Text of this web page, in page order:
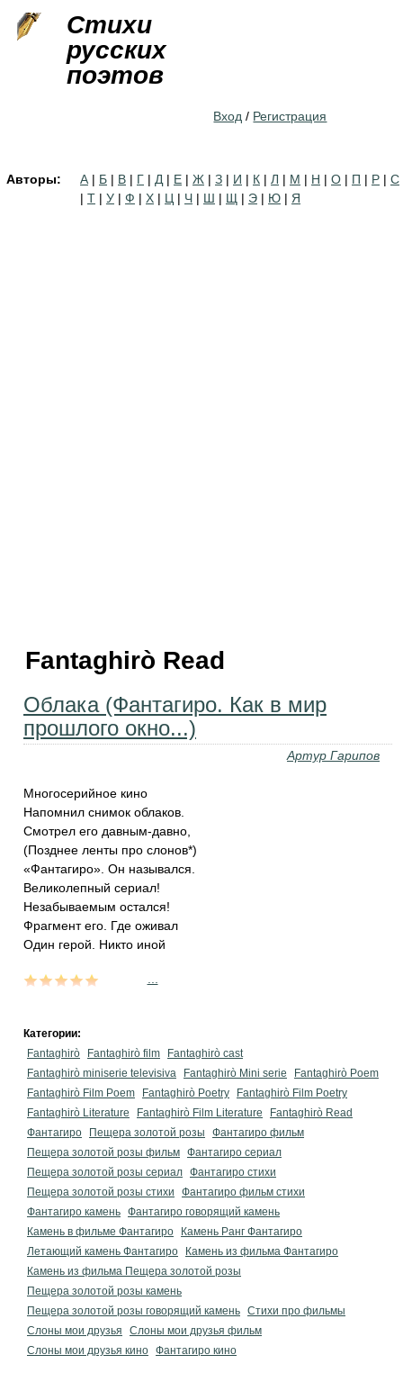
Стихи
русских
поэтов
Вход / Регистрация
Авторы: А | Б | В | Г | Д | Е | Ж | З | И | К | Л | М | Н | О | П | Р | С
| Т | У | Ф | Х | Ц | Ч | Ш | Щ | Э | Ю | Я
Fantaghirò Read
Облака (Фантагиро. Как в мир
прошлого окно...)
Артур Гарипов
Многосерийное кино
Напомнил снимок облаков.
Смотрел его давным-давно,
(Позднее ленты про слонов*)
«Фантагиро». Он назывался.
Великолепный сериал!
Незабываемым остался!
Фрагмент его. Где оживал
Один герой. Никто иной
Категории:
Fantaghirò
Fantaghirò film
Fantaghirò cast
Fantaghirò miniserie televisiva
Fantaghirò Mini serie
Fantaghirò Poem
Fantaghirò Film Poem
Fantaghirò Poetry
Fantaghirò Film Poetry
Fantaghirò Literature
Fantaghirò Film Literature
Fantaghirò Read
Фантагиро
Пещера золотой розы
Фантагиро фильм
Пещера золотой розы фильм Фантагиро сериал
Пещера золотой розы сериал Фантагиро стихи
Пещера золотой розы стихи
Фантагиро фильм стихи
Фантагиро камень Фантагиро говорящий камень
Камень в фильме Фантагиро
Камень Ранг Фантагиро
Летающий камень Фантагиро
Камень из фильма Фантагиро
Камень из фильма Пещера золотой розы
Пещера золотой розы камень
Пещера золотой розы говорящий камень Стихи про фильмы
Слоны мои друзья
Слоны мои друзья фильм
Слоны мои друзья кино Фантагиро кино